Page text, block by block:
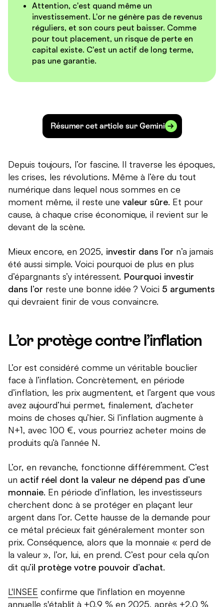
Attention, c'est quand même un
investissement. L'or ne génère pas de revenus
réguliers, et son cours peut baisser. Comme
pour tout placement, un risque de perte en
capital existe. C'est un actif de long terme,
pas une garantie.
Résumer cet article sur Gemini
Depuis toujours, l’or fascine. Il traverse les époques,
les crises, les révolutions. Même à l’ère du tout
numérique dans lequel nous sommes en ce
moment même, il reste une valeur sûre. Et pour
cause, à chaque crise économique, il revient sur le
devant de la scène.
Mieux encore, en 2025, investir dans l’or n’a jamais
été aussi simple. Voici pourquoi de plus en plus
d’épargnants s’y intéressent. Pourquoi investir
dans l’or reste une bonne idée ? Voici 5 arguments
qui devraient finir de vous convaincre.
L’or protège contre l’inflation
L’or est considéré comme un véritable bouclier
face à l’inflation. Concrètement, en période
d’inflation, les prix augmentent, et l’argent que vous
avez aujourd’hui permet, finalement, d’acheter
moins de choses qu’hier. Si l’inflation augmente à
N+1, avec 100 €, vous pourriez acheter moins de
produits qu’à l’année N.
L’or, en revanche, fonctionne différemment. C’est
un actif réel dont la valeur ne dépend pas d’une
monnaie. En période d’inflation, les investisseurs
cherchent donc à se protéger en plaçant leur
argent dans l’or. Cette hausse de la demande pour
ce métal précieux fait généralement monter son
prix. Conséquence, alors que la monnaie « perd de
la valeur », l’or, lui, en prend. C’est pour cela qu’on
dit qu’il protège votre pouvoir d’achat.
L'INSEE confirme que l'inflation en moyenne
annuelle s'établit à +0,9 % en 2025, après +2,0 %